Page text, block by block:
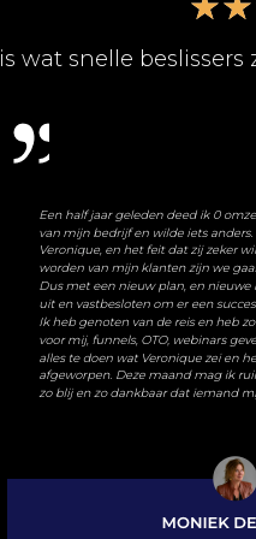
wat snelle beslissers